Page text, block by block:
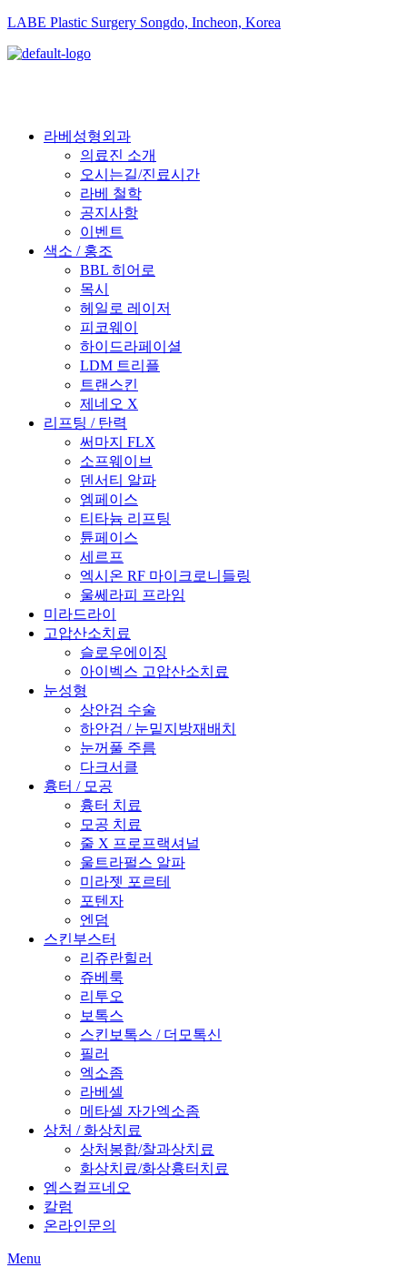
LABE Plastic Surgery Songdo, Incheon, Korea
라베성형외과
의료진 소개
오시는길/진료시간
라베 철학
공지사항
이벤트
색소 / 홍조
BBL 히어로
목시
헤일로 레이저
피코웨이
하이드라페이셜
LDM 트리플
트랜스킨
제네오 X
리프팅 / 탄력
써마지 FLX
소프웨이브
덴서티 알파
엠페이스
티타늄 리프팅
튠페이스
세르프
엑시온 RF 마이크로니들링
울쎄라피 프라임
미라드라이
고압산소치료
슬로우에이징
아이벡스 고압산소치료
눈성형
상안검 수술
하안검 / 눈밑지방재배치
눈꺼풀 주름
다크서클
흉터 / 모공
흉터 치료
모공 치료
줄 X 프로프랙셔널
울트라펄스 알파
미라젯 포르테
포텐자
엔덤
스킨부스터
리쥬란힐러
쥬베룩
리투오
보톡스
스킨보톡스 / 더모톡신
필러
엑소좀
라베셀
메타셀 자가엑소좀
상처 / 화상치료
상처봉합/찰과상치료
화상치료/화상흉터치료
엠스컬프네오
칼럼
온라인문의
Menu